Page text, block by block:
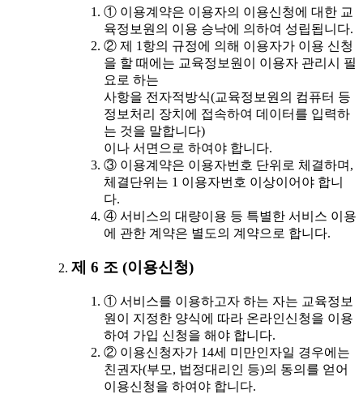
① 이용계약은 이용자의 이용신청에 대한 교
육정보원의 이용 승낙에 의하여 성립됩니다.
② 제 1항의 규정에 의해 이용자가 이용 신청
을 할 때에는 교육정보원이 이용자 관리시 필
요로 하는
사항을 전자적방식(교육정보원의 컴퓨터 등
정보처리 장치에 접속하여 데이터를 입력하
는 것을 말합니다)
이나 서면으로 하여야 합니다.
③ 이용계약은 이용자번호 단위로 체결하며,
체결단위는 1 이용자번호 이상이어야 합니
다.
④ 서비스의 대량이용 등 특별한 서비스 이용
에 관한 계약은 별도의 계약으로 합니다.
제 6 조 (이용신청)
① 서비스를 이용하고자 하는 자는 교육정보
원이 지정한 양식에 따라 온라인신청을 이용
하여 가입 신청을 해야 합니다.
② 이용신청자가 14세 미만인자일 경우에는
친권자(부모, 법정대리인 등)의 동의를 얻어
이용신청을 하여야 합니다.